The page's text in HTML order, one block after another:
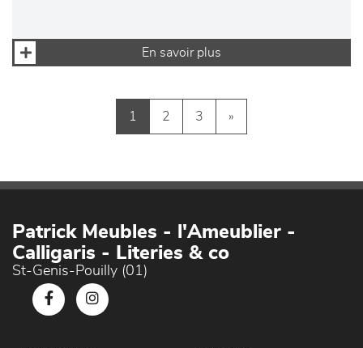
En savoir plus
1 2 3 »
Patrick Meubles - l'Ameublier -
Calligaris - Literies & co
St-Genis-Pouilly (01)